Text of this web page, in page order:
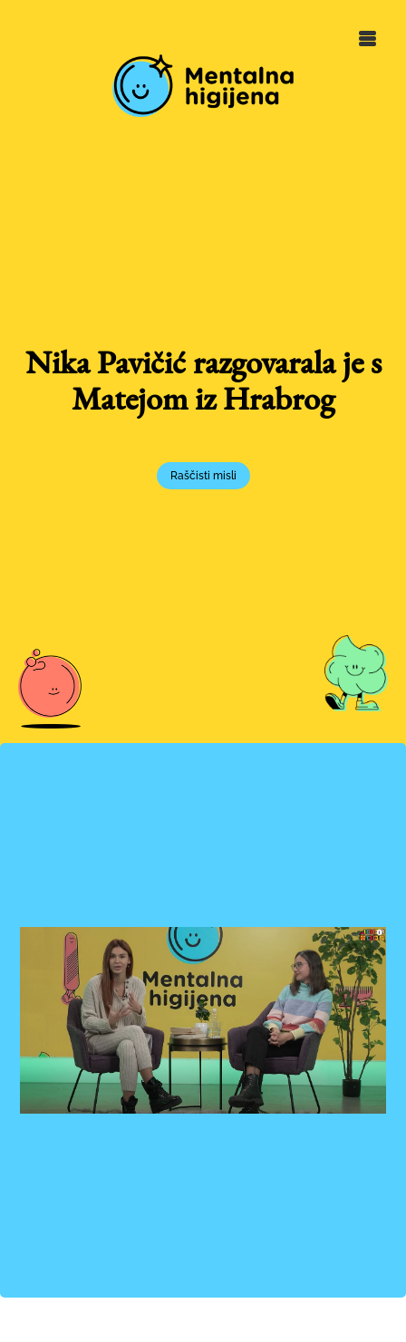
Nika Pavičić razgovarala je s
Matejom iz Hrabrog
Raščisti misli